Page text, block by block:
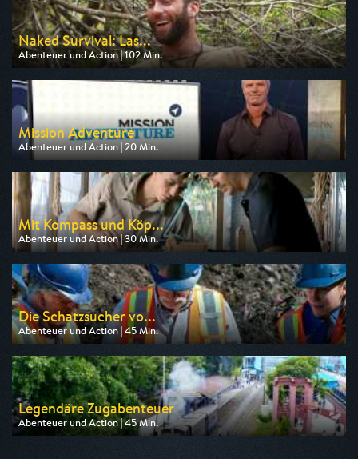
Naked Survival: Las...
Abenteuer und Action | 102 Min.
Ausgestrahlt von DMAX
am 08.08.2026, 00:18
Mission Adventure
Abenteuer und Action | 20 Min.
Ausgestrahlt von Pro 7 Maxx
am 08.08.2026, 05:35
Mit Kompass und Köp...
Abenteuer und Action | 30 Min.
Ausgestrahlt von arte
am 11.08.2026, 03:40
Die Schatzsucher vo...
Abenteuer und Action | 45 Min.
Ausgestrahlt von Kabel eins Doku
am 09.08.2026, 18:40
Legendäre Zugabenteuer
Abenteuer und Action | 45 Min.
Ausgestrahlt von Phoenix